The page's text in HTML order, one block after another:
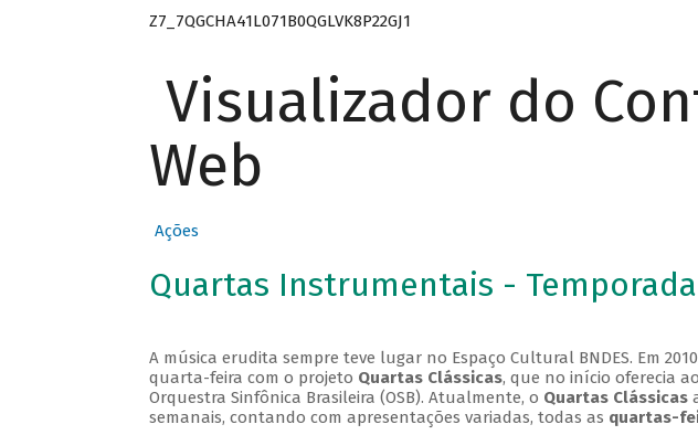
Z7_7QGCHA41L071B0QGLVK8P22GJ1
Visualizador do
Web
Ações
Quartas Instrumentais - Temporada
A música erudita sempre teve lugar no Espaço Cultural BNDES. Em
quarta-feira com o projeto Quartas Clássicas, que no início oferecia
Orquestra Sinfônica Brasileira (OSB). Atualmente, o Quartas Clássicas
semanais, contando com apresentações variadas, todas as quartas-